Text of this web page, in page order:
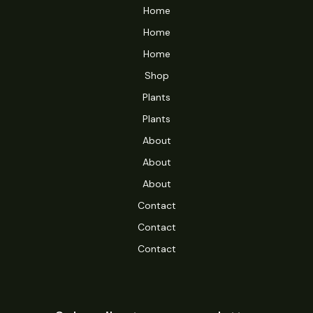
Home
Home
Home
Shop
Plants
Plants
About
About
About
Contact
Contact
Contact